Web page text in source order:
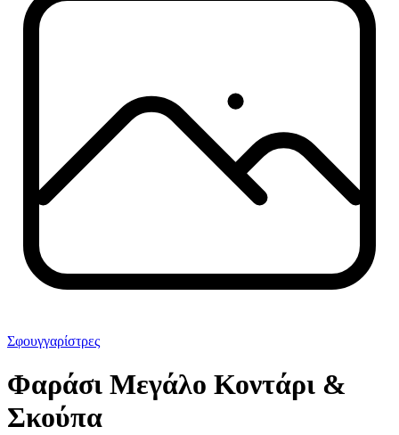
Σφουγγαρίστρες
Φαράσι Μεγάλο Κοντάρι &
Σκούπα